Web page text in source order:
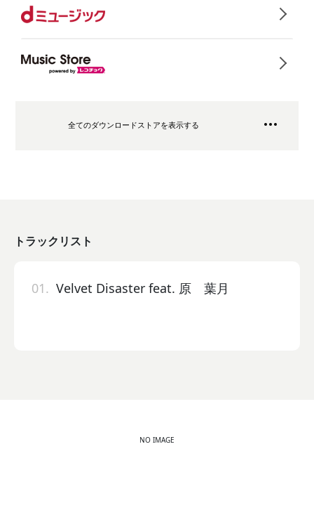
全てのダウンロードストアを表示する
トラックリスト
01. Velvet Disaster feat. 原 葉月
NO IMAGE